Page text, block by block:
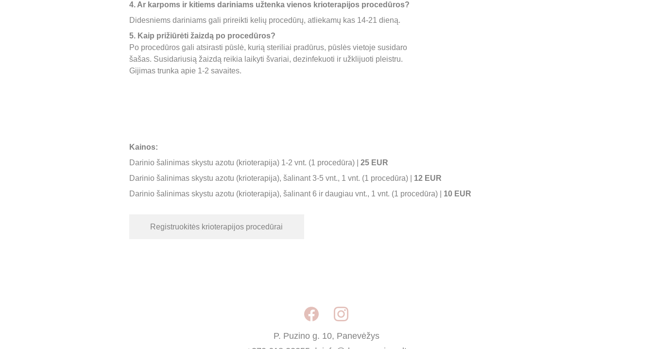
4. Ar karpoms ir kitiems dariniams užtenka vienos krioterapijos procedūros?
Didesniems dariniams gali prireikti kelių procedūrų, atliekamų kas 14-21 dieną.
5. Kaip prižiūrėti žaizdą po procedūros?
Po procedūros gali atsirasti pūslė, kurią steriliai pradūrus, pūslės vietoje susidaro
šašas. Susidariusią žaizdą reikia laikyti švariai, dezinfekuoti ir užklijuoti pleistru.
Gijimas trunka apie 1-2 savaites.
Registruokitės krioterapijos procedūrai
Kainos:
Darinio šalinimas skystu azotu (krioterapija) 1-2 vnt. (1 procedūra) | 25 EUR
Darinio šalinimas skystu azotu (krioterapija), šalinant 3-5 vnt., 1 vnt. (1 procedūra) | 12 EUR
Darinio šalinimas skystu azotu (krioterapija), šalinant 6 ir daugiau vnt., 1 vnt. (1 procedūra) | 10 EUR
P. Puzino g. 10, Panevėžys